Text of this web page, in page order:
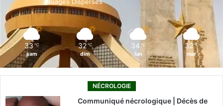
k
n
33 ℃
sam
32 ℃
dim
34 ℃
lun
32 ℃
mar
NÉCROLOGIE
Communiqué nécrologique | Décès de